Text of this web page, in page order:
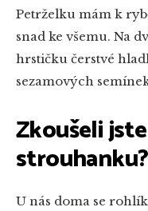
Petrželku mám k
snad ke všemu. Na
hrstičku čerstvé
sezamových
Zkoušeli
strouhanku?
U nás doma se